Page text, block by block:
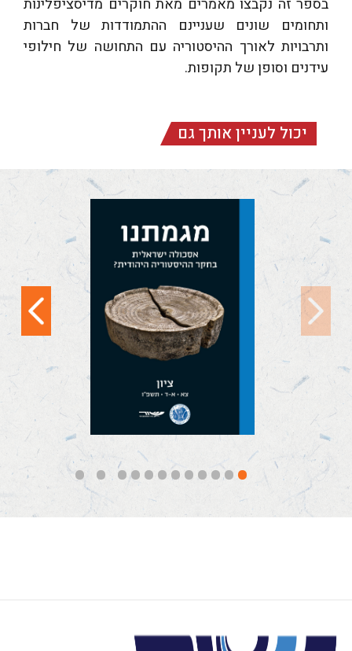
בספר זה נקבצו מאמרים מאת חוקרים מדיסציפלינות
ותחומים שונים שעניינם ההתמודדות של חברות
ותרבויות לאורך ההיסטוריה עם התחושה של חילופי
עידנים וסופן של תקופות.
יכול לעניין אותך גם
א-ד)
מגמתנו: אסכולה
ההיסטוריה היהודית?
(ציון, צא [תשפ"ו]) הוא
כרך-נושא...
קראו עוד
1
3
7
9
11
12